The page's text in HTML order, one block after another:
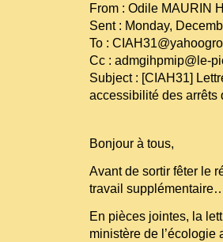
From : Odile MAURIN
Sent : Monday,
To :
Cc : admgihpmip@le-
Subject : [CIAH31]
accessibilité des arrêts
Bonjour à tous,
Avant de sortir fêter le
travail
En pièces jointes, la
ministère de